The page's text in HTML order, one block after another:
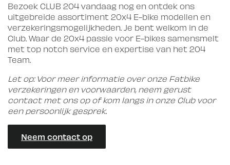
Bezoek CLUB 204 vandaag nog en ontdek ons
uitgebreide assortiment 20x4 E-bike modellen en
verzekeringsmogelijkheden. Je bent welkom in de
Club. Waar de 20x4 passie voor E-bikes samensmelt
met top notch service en expertise van het 204
Team.
Let op: Voor meer informatie over onze Fatbike
verzekeringen en voorwaarden, neem gerust
contact met ons op of kom langs in onze Club voor
een persoonlijk gesprek.
Neem contact op